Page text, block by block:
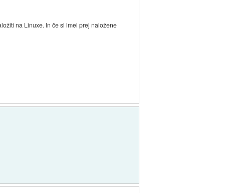
na Linuxe. In če si imel prej naložene